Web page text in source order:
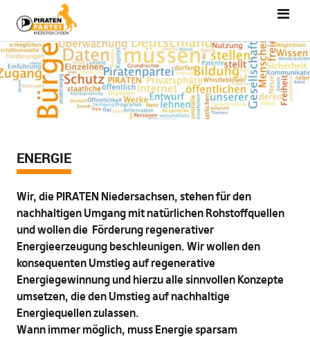
ENERGIE
Wir, die PIRATEN Niedersachsen, stehen für den
nachhaltigen Umgang mit natürlichen Rohstoffquellen
und wollen die Förderung regenerativer
Energieerzeugung beschleunigen. Wir wollen den
konsequenten Umstieg auf regenerative
Energiegewinnung und hierzu alle sinnvollen Konzepte
umsetzen, die den Umstieg auf nachhaltige
Energiequellen zulassen.
Wann immer möglich, muss Energie sparsam